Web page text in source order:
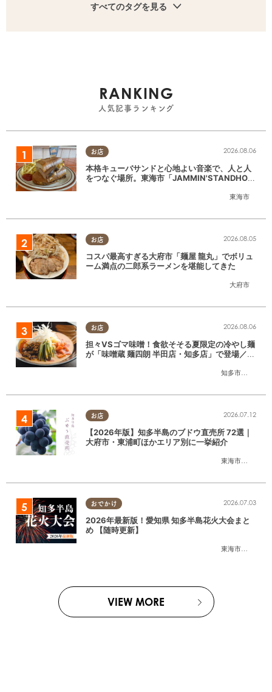
すべてのタグを見る
RANKING
人気記事ランキング
お店
東海市
2026.08.06
本格キューバサンドと心地よい音楽で、人と人
をつなぐ場所。東海市「JAMMIN'STANDHOU
お店
大府市
2026.08.05
コスパ最高すぎる大府市「麺屋 龍丸」でボリュ
ーム満点の二郎系ラーメンを堪能してきた
お店
知多市
,半田市
2026.08.06
担々VSゴマ味噌！食欲そそる夏限定の冷やし麺
が「味噌蔵 麺四朗 半田店・知多店」で登場／ち
お店
東海市
,大府市
2026.07.12
【2026年版】知多半島のブドウ直売所 72選｜
大府市・東浦町ほかエリア別に一挙紹介
おでかけ
東海市
,大府市
2026.07.03
2026年最新版！愛知県 知多半島花火大会まと
め 【随時更新】
VIEW MORE